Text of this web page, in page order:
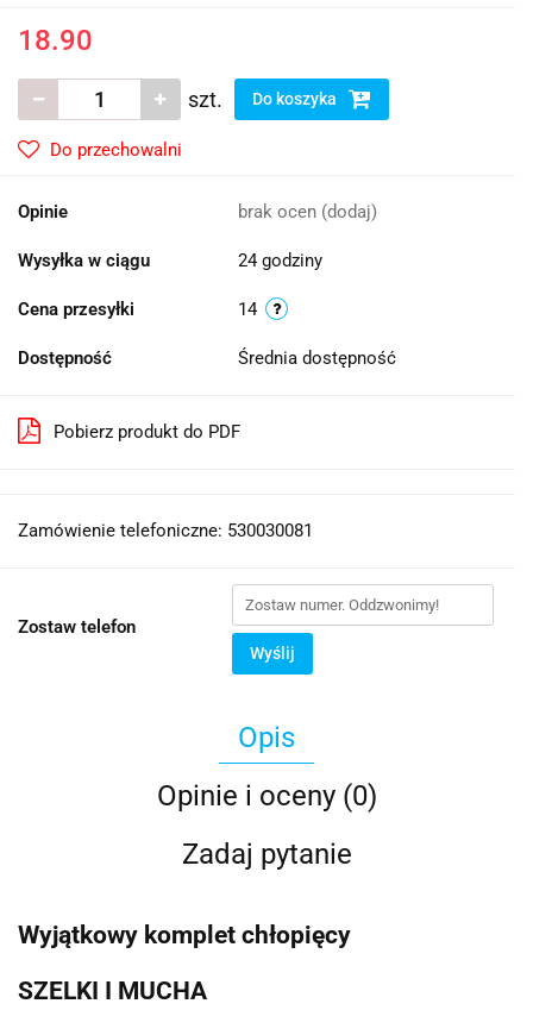
18.90
szt. Do koszyka
Do przechowalni
Opinie brak ocen (dodaj)
Wysyłka w ciągu 24 godziny
Cena przesyłki 14
Dostępność Średnia dostępność
Pobierz produkt do PDF
Zamówienie telefoniczne: 530030081
Zostaw telefon
Wyślij
Opis
Opinie i oceny (0)
Zadaj pytanie
Wyjątkowy komplet chłopięcy
SZELKI I MUCHA